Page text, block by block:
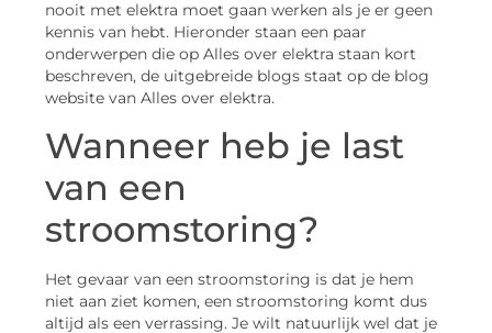
nooit met elektra moet gaan werken als je er geen
kennis van hebt. Hieronder staan een paar
onderwerpen die op Alles over elektra staan kort
beschreven, de uitgebreide blogs staat op de blog
website van Alles over elektra.
Wanneer heb je last
van een
stroomstoring?
Het gevaar van een stroomstoring is dat je hem
niet aan ziet komen, een stroomstoring komt dus
altijd als een verrassing. Je wilt natuurlijk wel dat je